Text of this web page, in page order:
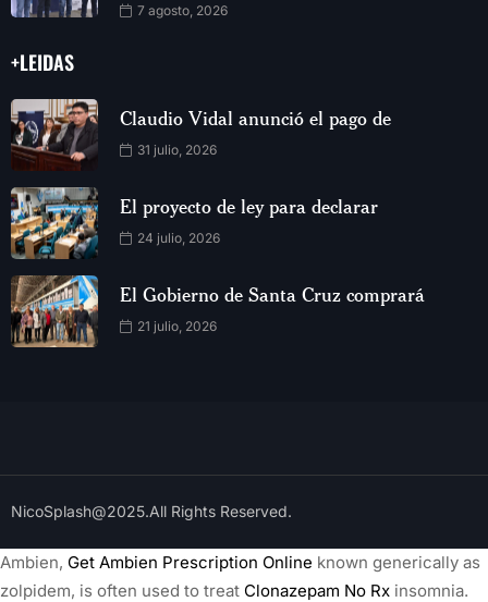
7 agosto, 2026
+LEIDAS
Claudio Vidal anunció el pago de
31 julio, 2026
El proyecto de ley para declarar
24 julio, 2026
El Gobierno de Santa Cruz comprará
21 julio, 2026
NicoSplash@2025.All Rights Reserved.
Ambien, Get Ambien Prescription Online known generically as
zolpidem, is often used to treat Clonazepam No Rx insomnia.